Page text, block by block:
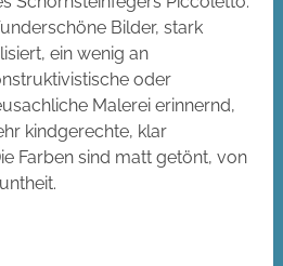
Bilder, stark
ein wenig an
oder
Malerei erinnernd,
kindgerechte, klar
Farben sind matt getönt, von